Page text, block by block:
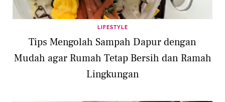
LIFESTYLE
Tips Mengolah Sampah Dapur dengan
Mudah agar Rumah Tetap Bersih dan Ramah
Lingkungan